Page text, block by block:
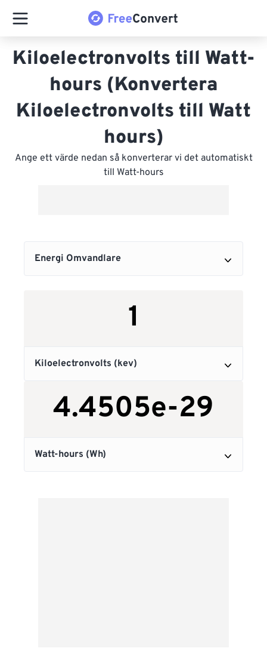
Kiloelectronvolts till Watt-
hours (Konvertera
Kiloelectronvolts till Watt
hours)
Ange ett värde nedan så konverterar vi det automatiskt
till Watt-hours